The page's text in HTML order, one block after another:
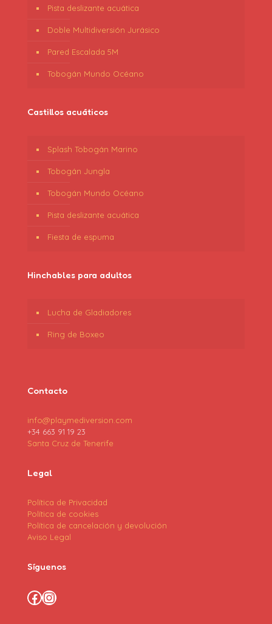
Pista deslizante acuática
Doble Multidiversión Jurásico
Pared Escalada 5M
Tobogán Mundo Océano
Castillos acuáticos
Splash Tobogán Marino
Tobogán Jungla
Tobogán Mundo Océano
Pista deslizante acuática
Fiesta de espuma
Hinchables para adultos
Lucha de Gladiadores
Ring de Boxeo
Contacto
info@playmediversion.com
+34 663 91 19 23
Santa Cruz de Tenerife
Legal
Política de Privacidad
Política de cookies
Política de cancelación y devolución
Aviso Legal
Síguenos
Facebook
Instagram